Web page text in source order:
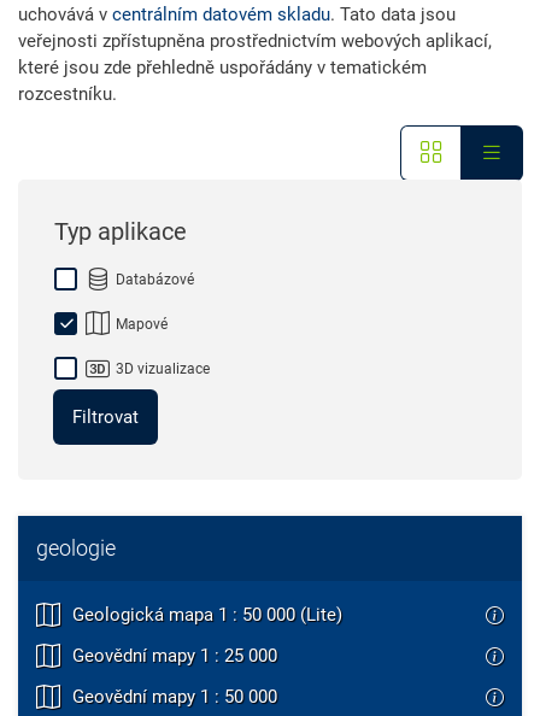
uchovává v centrálním datovém skladu. Tato data jsou
veřejnosti zpřístupněna prostřednictvím webových aplikací,
které jsou zde přehledně uspořádány v tematickém
rozcestníku.
Typ aplikace
Databázové
Mapové
3D vizualizace
Filtrovat
geologie
Geologická mapa 1 : 50 000 (Lite)
Geovědní mapy 1 : 25 000
Geovědní mapy 1 : 50 000